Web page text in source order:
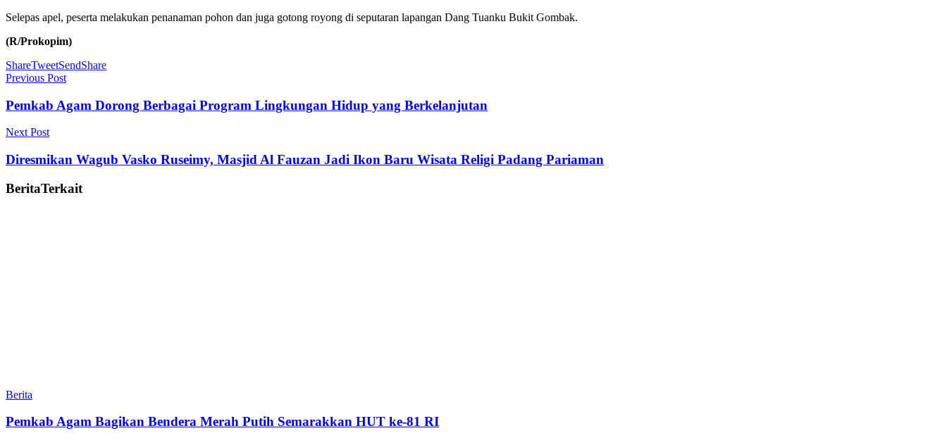
Selepas apel, peserta melakukan penanaman pohon dan juga gotong royong di seputaran lapangan Dang Tuanku Bukit Gombak.
(R/Prokopim)
ShareTweetSendShare
Previous Post
Pemkab Agam Dorong Berbagai Program Lingkungan Hidup yang Berkelanjutan
Next Post
Diresmikan Wagub Vasko Ruseimy, Masjid Al Fauzan Jadi Ikon Baru Wisata Religi Padang Pariaman
BeritaTerkait
Berita
Pemkab Agam Bagikan Bendera Merah Putih Semarakkan HUT ke-81 RI